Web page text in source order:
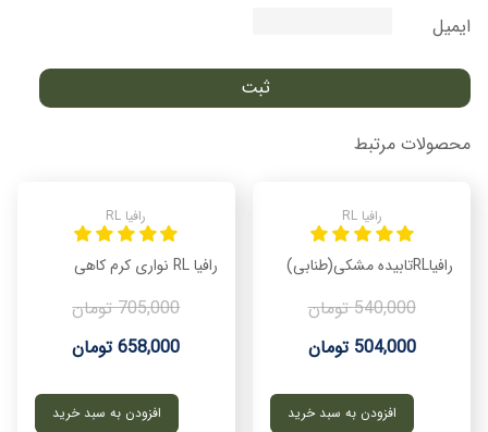
ایمیل
محصولات مرتبط
رافیا RL
رافیاRLتابیده مشکی(طنابی)
504,000 تومان
540,000 تومان
افزودن به سبد خرید
رافیا RL
رافیا RL نواری کرم کاهی
658,000 تومان
705,000 تومان
افزودن به سبد خرید